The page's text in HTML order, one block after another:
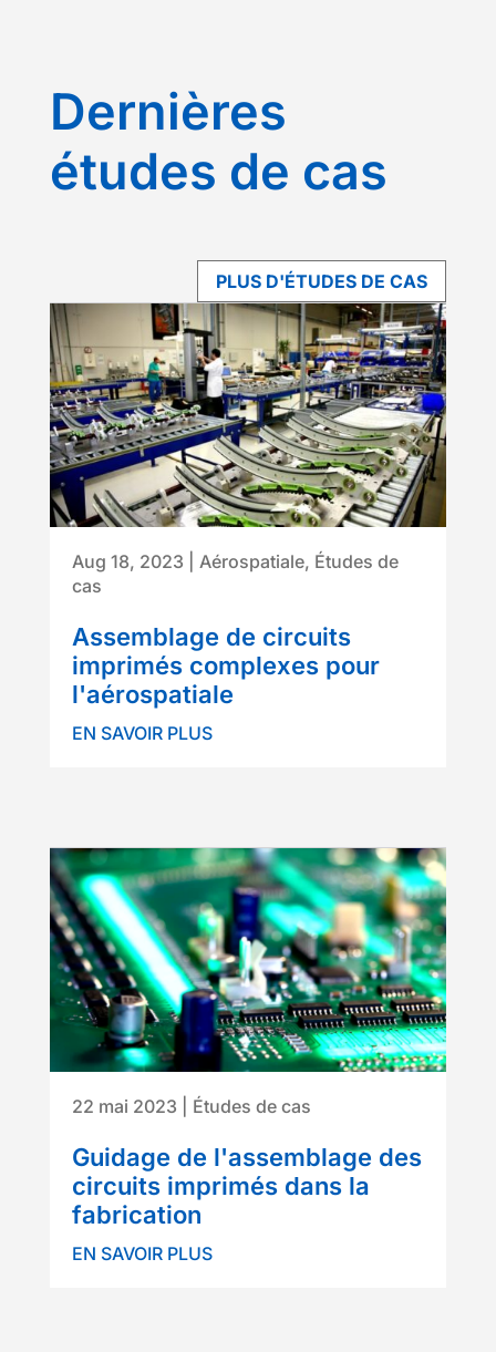
Dernières
études de cas
PLUS D'ÉTUDES DE CAS
Assemblage de circuits
imprimés complexes pour
l'aérospatiale
Aug 18, 2023 Aérospatiale, Études de
cas
EN SAVOIR PLUS
Guidage de l'assemblage des
circuits imprimés dans la
fabrication
22 mai 2023 Études de cas
EN SAVOIR PLUS